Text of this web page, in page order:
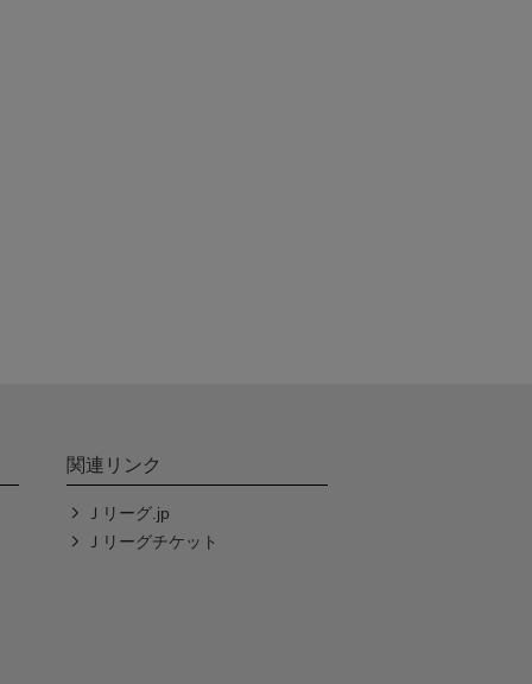
関連リンク
Ｊリーグ.jp
Ｊリーグチケット